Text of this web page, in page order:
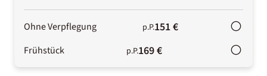
Ohne Verpflegung p.P.151 €
Frühstück p.P.169 €